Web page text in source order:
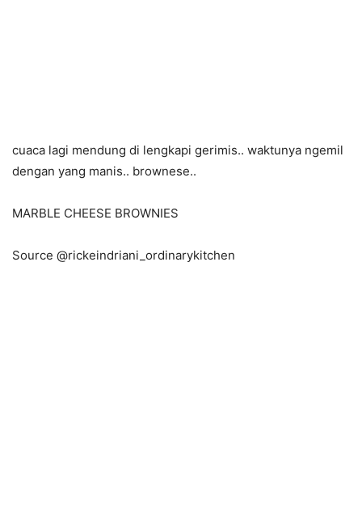
cuaca lagi mendung di lengkapi gerimis.. waktunya ngemil
dengan yang manis.. brownese..
MARBLE CHEESE BROWNIES
Source @rickeindriani_ordinarykitchen